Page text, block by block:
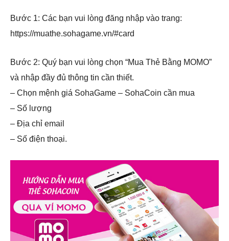
Bước 1: Các bạn vui lòng đăng nhập vào trang:
https://muathe.sohagame.vn/#card
Bước 2: Quý bạn vui lòng chọn “Mua Thẻ Bằng MOMO”
và nhập đầy đủ thông tin cần thiết.
– Chọn mệnh giá SohaGame – SohaCoin cần mua
– Số lượng
– Địa chỉ email
– Số điện thoại.